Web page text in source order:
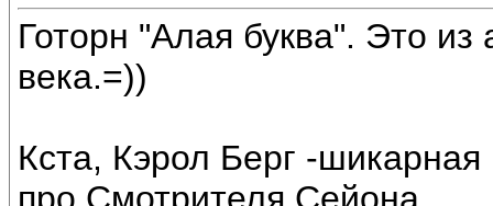
Готорн "Алая буква". Это
века.=))
Кста, Кэрол Берг -